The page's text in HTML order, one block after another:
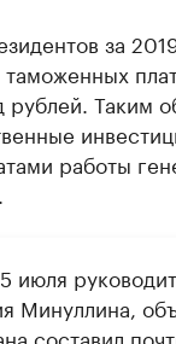
за
Таким
работы
июля
Минуллина,
составил